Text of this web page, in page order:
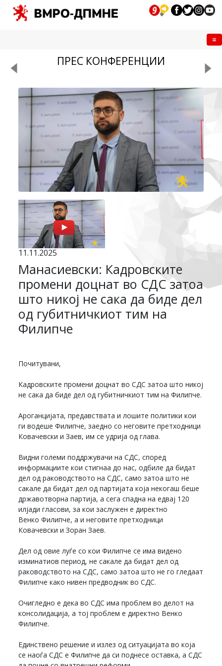
ПРЕС КОНФЕРЕНЦИИ
11.11.2025
Манасиевски: Кадровските
промени доцнат во СДС затоа
што никој не сака да биде дел
од губитничкиот тим на
Филипче
Почитувани,
Кадровските промени доцнат во СДС затоа што никој
не сака да биде дел од губитничкиот тим на Филипче.
Ароганцијата, предавствата и лошите политики кои
ги водеше Филипче, заедно со неговите претходници
Ковачевски и Заев, им се удрија од глава.
Видни големи поддржувачи на СДС, според
информациите кои стигнаа до нас, одбиле да бидат
дел од раководството на СДС, само затоа што не
сакале да бидат дел од партијата која некогаш беше
државотворна партија, а сега спадна на едвај 120
илјади гласови, за кои заслужен е директно
Венко Филипче, а и неговите претходници
Ковачевски и Зоран Заев.
Дел од овие луѓе со кои Филипче се има видено
изминатиов период, не сакале да бидат дел од
раководството на СДС, само затоа што не го гледаат
Филипче како нивен предводник во СДС.
Очигледно е дека во СДС има проблем во делот на
консолидација, а тој проблем е директно Венко
Филипче.
Единствено решение и излез од ситуацијата во која
се наоѓа СДС е Филипче да си поднесе оставка, а СДС